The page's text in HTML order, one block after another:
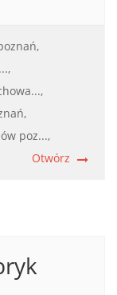
poz...,
Otwórz